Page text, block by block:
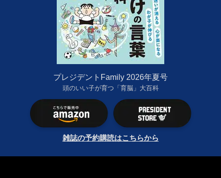
プレジデントFamily 2026年夏号
頭のいい子が育つ「育脳」大百科
雑誌の予約購読はこちらから